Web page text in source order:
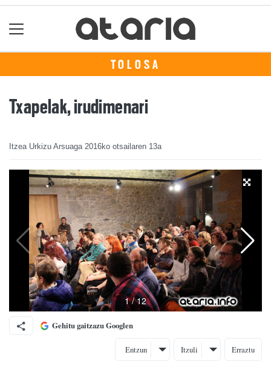
TOLOSA
Txapelak, irudimenari
Itzea Urkizu Arsuaga 2016ko otsailaren 13a
Gehitu gaitzazu Googlen
Entzun Itzuli Erraztu